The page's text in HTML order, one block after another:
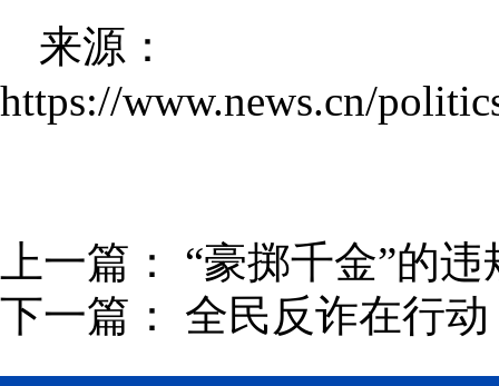
来源：
https://www.news.cn/
上一篇： “豪掷千金”的
下一篇： 全民反诈在行